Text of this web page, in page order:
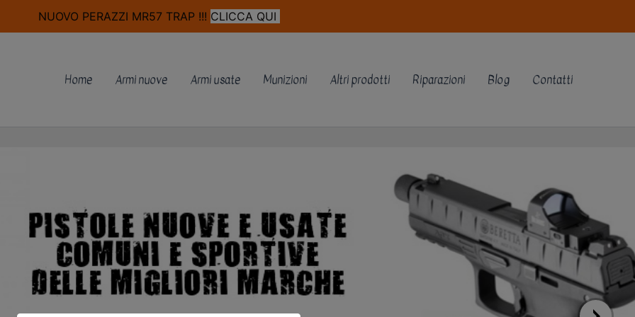
NUOVO PERAZZI MR57 TRAP !!! CLICCA QUI
Home Armi nuove Armi usate Munizioni Altri prodotti Riparazioni Blog Contatti